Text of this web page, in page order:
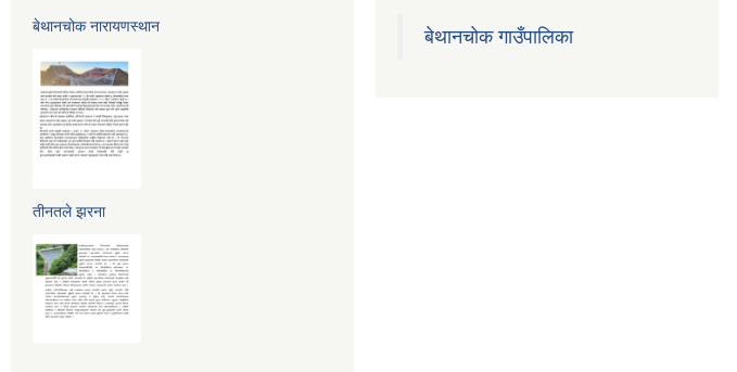
बेथानचोक नारायणस्थान
तीनतले झरना
बेथानचोक गाउँपालिका